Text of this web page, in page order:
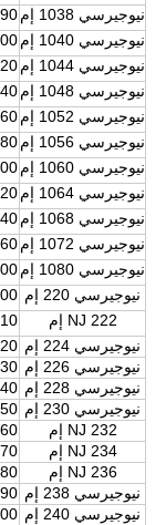
نيوجيرسي 1038 إم
نيوجيرسي 1040 إم
نيوجيرسي 1044 إم
نيوجيرسي 1048 إم
نيوجيرسي 1052 إم
نيوجيرسي 1056 إم
نيوجيرسي 1060 إم
نيوجيرسي 1064 إم
نيوجيرسي 1068 إم
نيوجيرسي 1072 إم
نيوجيرسي 1080 إم
نيوجيرسي 220 إم
NJ 222 إم
نيوجيرسي 224 إم
نيوجيرسي 226 إم
نيوجيرسي 228 إم
نيوجيرسي 230 إم
NJ 232 إم
NJ 234 إم
NJ 236 إم
نيوجيرسي 238 إم
نيوجيرسي 240 إم